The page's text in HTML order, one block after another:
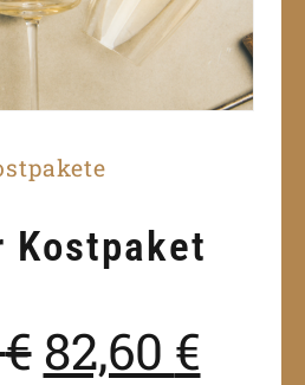
Kostpaket
€ 82,60 €